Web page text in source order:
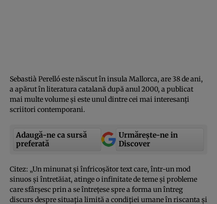
Sebastià Perelló este născut în insula Mallorca, are 38 de ani,
a apărut în literatura catalană după anul 2000, a publicat
mai multe volume şi este unul dintre cei mai interesanţi
scriitori contemporani.
Adaugă-ne ca sursă
preferată
Urmărește-ne in
Discover
Citez: „Un minunat şi înfricoşător text care, într-un mod
sinuos şi întretăiat, atinge o infinitate de teme şi probleme
care sfârşesc prin a se întreţese spre a forma un întreg
discurs despre situaţia limită a condiţiei umane în riscanta şi